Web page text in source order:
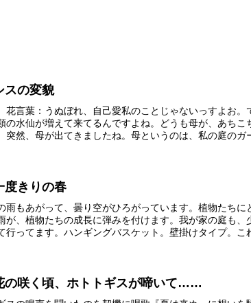
スの変貌
葉：うぬぼれ、自己愛私のことじゃないっすよお。
の水仙が増えて来てるんですよね。どうも母が、あち
突然、母が出てきましたね。母というのは、私の庭のガ
度きりの春
雨もあがって、曇り空がひろがっています。植物たちに
が、植物たちの成長に弾みを付けます。我が家の庭も、
行ってます。ハンギングバスケット。壁掛けタイプ。こ
の咲く頃、ホトトギスが啼いて……